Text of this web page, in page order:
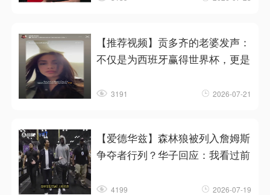
【推荐视频】贡多齐的老婆发声：
不仅是为西班牙赢得世界杯，更是
3191 2026-07-21
【爱德华兹】森林狼被列入詹姆斯
争夺者行列？华子回应：我看过前
4199 2026-07-19